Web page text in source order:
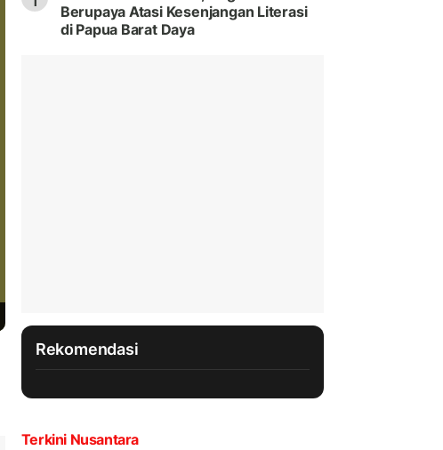
Berupaya Atasi Kesenjangan Literasi
di Papua Barat Daya
Rekomendasi
Terkini Nusantara